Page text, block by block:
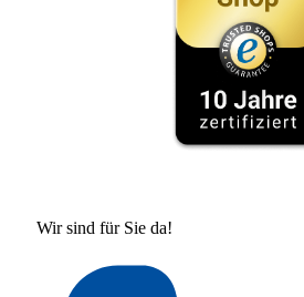
Wir sind für Sie da!